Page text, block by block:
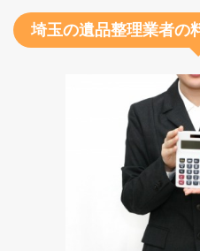
埼玉の遺品整理業者の